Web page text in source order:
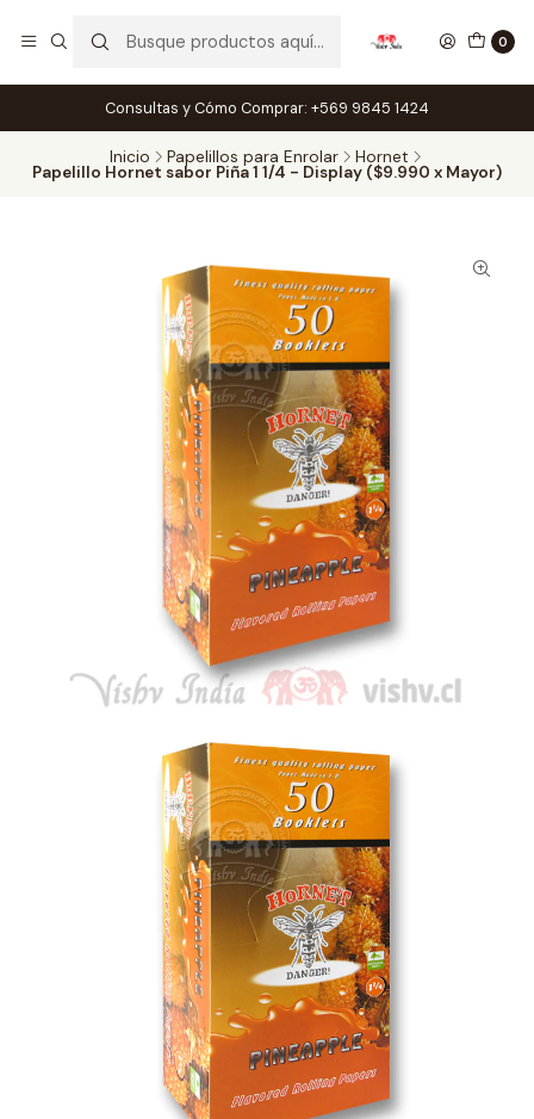
0
Consultas y Cómo Comprar: +569 9845 1424
Inicio Papelillos para Enrolar Hornet
Papelillo Hornet sabor Piña 1 1/4 - Display ($9.990 x Mayor)